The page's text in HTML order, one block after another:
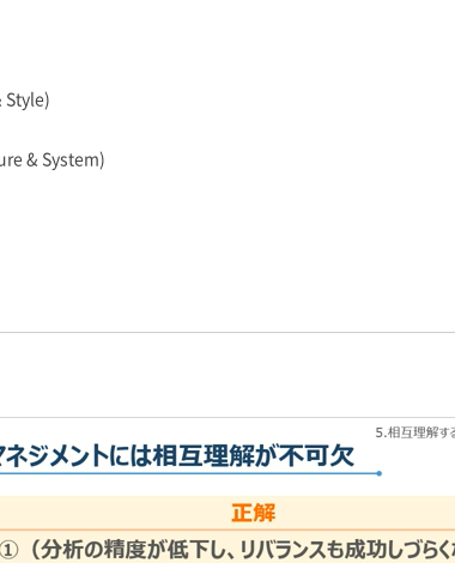
Style)
& System)